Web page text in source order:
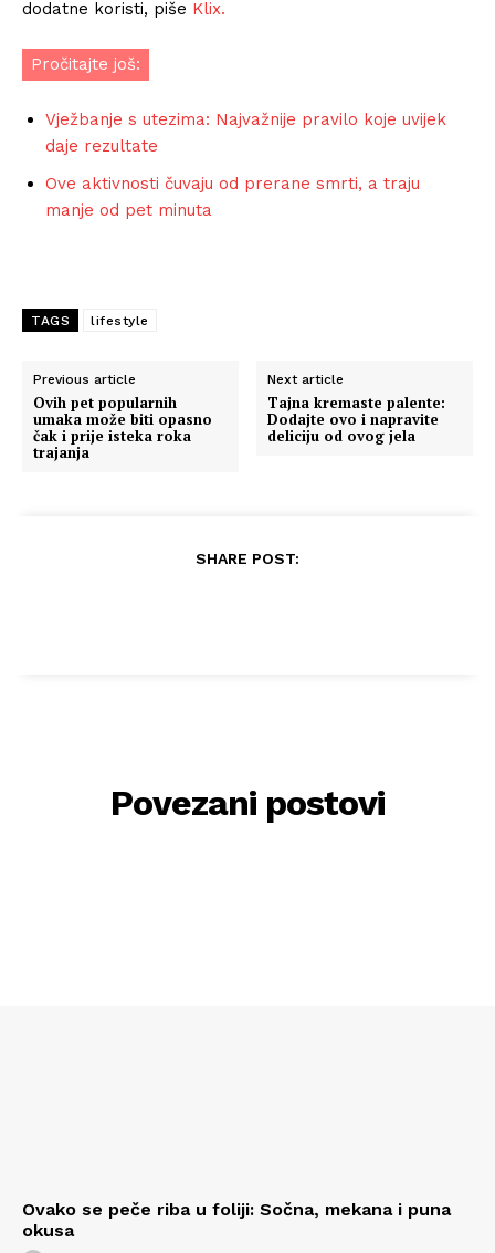
dodatne koristi, piše Klix.
Pročitajte još:
Vježbanje s utezima: Najvažnije pravilo koje uvijek
daje rezultate
Ove aktivnosti čuvaju od prerane smrti, a traju
manje od pet minuta
TAGS lifestyle
Previous article
Ovih pet popularnih
umaka može biti opasno
čak i prije isteka roka
trajanja
Next article
Tajna kremaste palente:
Dodajte ovo i napravite
deliciju od ovog jela
SHARE POST:
Povezani postovi
Ovako se peče riba u foliji: Sočna, mekana i puna
okusa